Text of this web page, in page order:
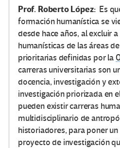
Prof. Roberto López: Es
formación humanística se
desde hace años, al excluir
humanísticas de las áreas
prioritarias definidas por la
carreras universitarias son
docencia, investigación y
investigación priorizada en
pueden existir carreras
multidisciplinario de
historiadores, para poner
proyecto de investigación